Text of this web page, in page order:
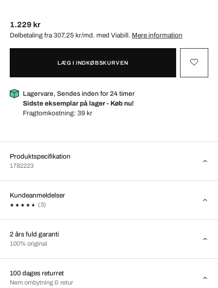
1.229 kr
Delbetaling fra 307,25 kr/md. med Viabill. Mere information
LÆG I INDKØBSKURVEN
Lagervare, Sendes inden for 24 timer
Sidste eksemplar på lager - Køb nu!
Fragtomkostning:39 kr
Produktspecifikation
1782223
Kundeanmeldelser
(3)
2 års fuld garanti
100% original
100 dages returret
Nem ombytning & retur